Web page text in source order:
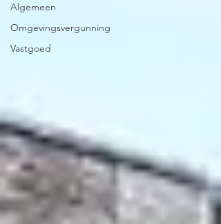
Algemeen
Omgevingsvergunning
Vastgoed